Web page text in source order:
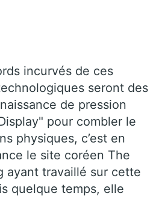
incurvés de ces
seront des
de pression
pour combler le
physiques, c’est en
le site coréen The
ayant travaillé sur cette
quelque temps, elle